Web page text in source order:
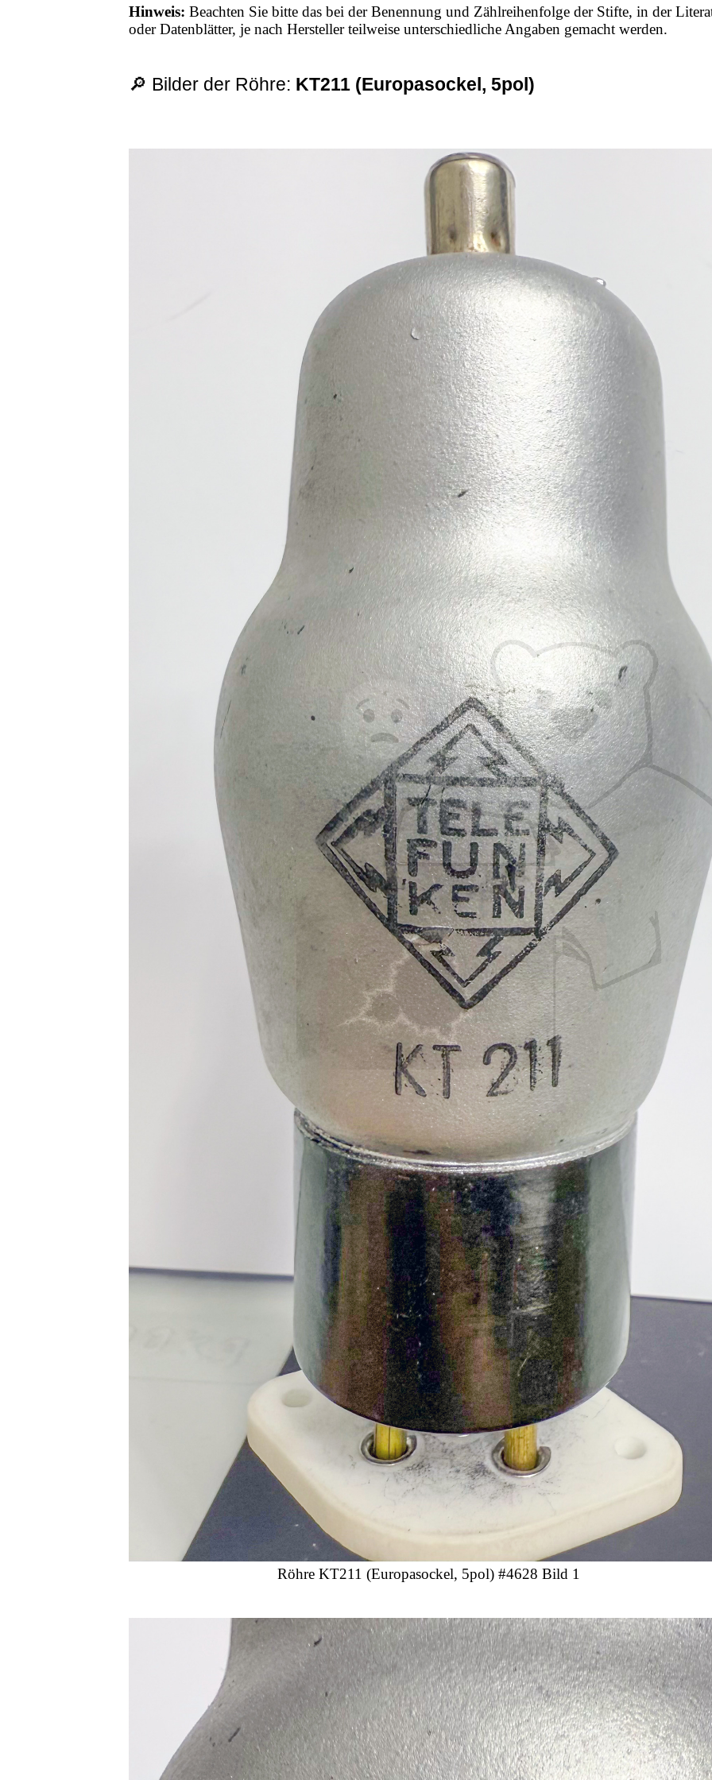
Hinweis: Beachten Sie bitte das bei der Benennung und Zählreihenfolge der Stifte, in der
oder Datenblätter, je nach Hersteller teilweise unterschiedliche Angaben gemacht werden.
🔎 Bilder der Röhre: KT211 (Europasockel, 5pol)
Röhre KT211 (Europasockel, 5pol) #4628 Bild 1